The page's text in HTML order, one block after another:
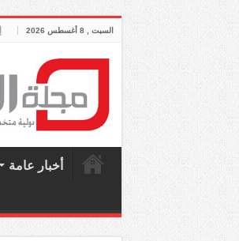
السبت , 8 أغسطس 2026
أخبار عامة